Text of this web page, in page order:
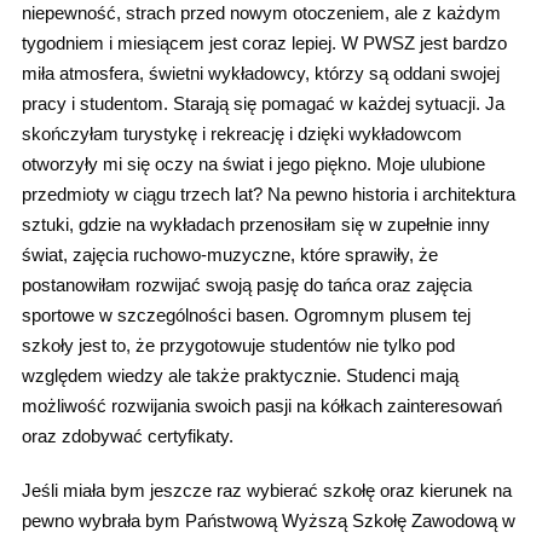
niepewność, strach przed nowym otoczeniem, ale z każdym
tygodniem i miesiącem jest coraz lepiej. W PWSZ jest bardzo
miła atmosfera, świetni wykładowcy, którzy są oddani swojej
pracy i studentom. Starają się pomagać w każdej sytuacji. Ja
skończyłam turystykę i rekreację i dzięki wykładowcom
otworzyły mi się oczy na świat i jego piękno. Moje ulubione
przedmioty w ciągu trzech lat? Na pewno historia i architektura
sztuki, gdzie na wykładach przenosiłam się w zupełnie inny
świat, zajęcia ruchowo-muzyczne, które sprawiły, że
postanowiłam rozwijać swoją pasję do tańca oraz zajęcia
sportowe w szczególności basen. Ogromnym plusem tej
szkoły jest to, że przygotowuje studentów nie tylko pod
względem wiedzy ale także praktycznie. Studenci mają
możliwość rozwijania swoich pasji na kółkach zainteresowań
oraz zdobywać certyfikaty.
Jeśli miała bym jeszcze raz wybierać szkołę oraz kierunek na
pewno wybrała bym Państwową Wyższą Szkołę Zawodową w